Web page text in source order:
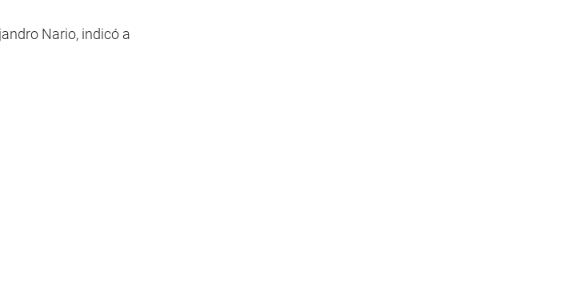
Nario, indicó a